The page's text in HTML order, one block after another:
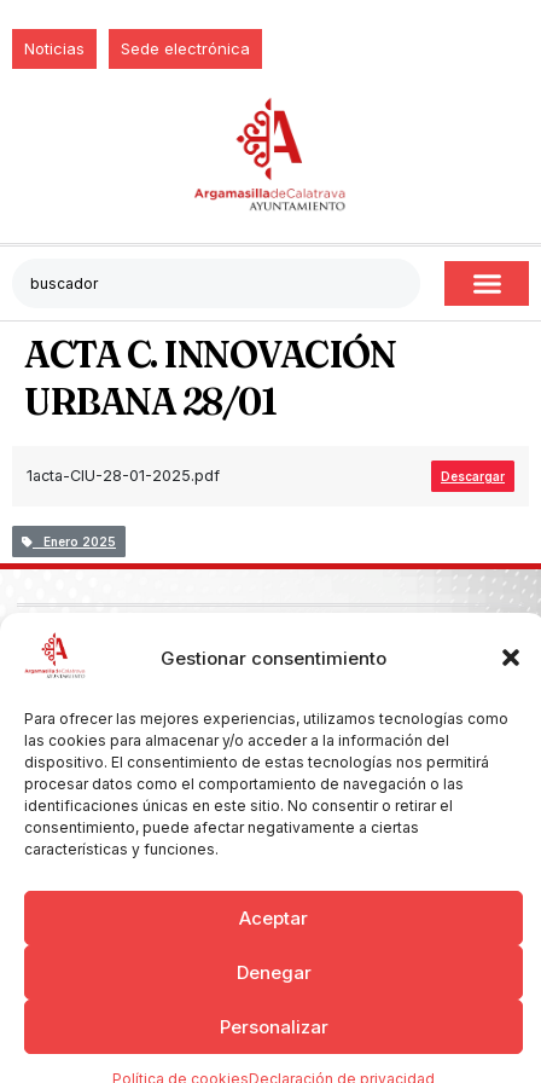
Gestionar consentimiento
Para ofrecer las mejores experiencias, utilizamos tecnologías como
las cookies para almacenar y/o acceder a la información del
dispositivo. El consentimiento de estas tecnologías nos permitirá
procesar datos como el comportamiento de navegación o las
identificaciones únicas en este sitio. No consentir o retirar el
consentimiento, puede afectar negativamente a ciertas
características y funciones.
Aceptar
Denegar
Personalizar
Política de cookiesDeclaración de privacidad
Noticias Sede electrónica
ACTA C. INNOVACIÓN
URBANA 28/01
1acta-CIU-28-01-2025.pdf Descargar
Enero 2025
Copyright © 2026 Ayuntamiento de Argamasilla de Calatrava
Politica de Privacidad y Aviso Legal
Registro de la actividad